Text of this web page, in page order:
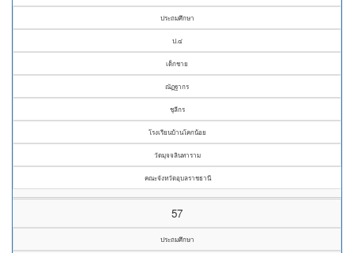
ประถมศึกษา
ป.๔
เด็กชาย
ณัฏฐากร
ชุลีกร
โรงเรียนบ้านโคกน้อย
วัดมุจจลินทาราม
คณะจังหวัดอุบลราชธานี
57
ประถมศึกษา